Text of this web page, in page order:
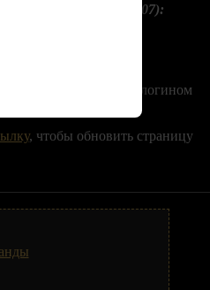
см. (WANAME 481007):
пользователи.
под своим логином
, чтобы обновить страницу